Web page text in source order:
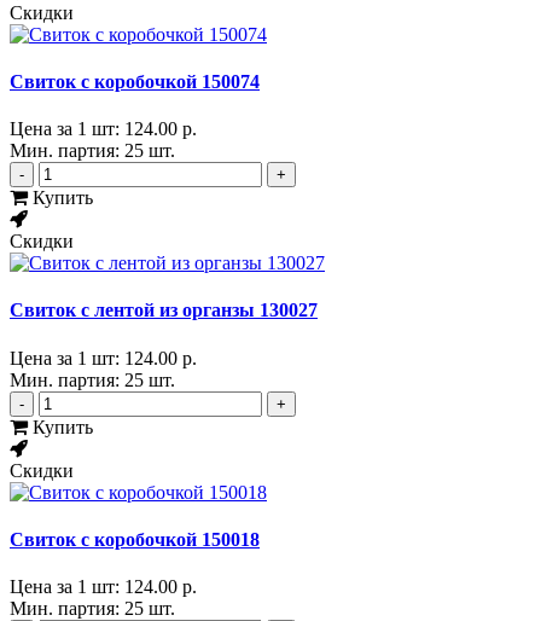
Скидки
Свиток с коробочкой 150074
Цена за 1 шт: 124.00 р.
Мин. партия: 25 шт.
- +
Купить
Скидки
Свиток с лентой из органзы 130027
Цена за 1 шт: 124.00 р.
Мин. партия: 25 шт.
- +
Купить
Скидки
Свиток с коробочкой 150018
Цена за 1 шт: 124.00 р.
Мин. партия: 25 шт.